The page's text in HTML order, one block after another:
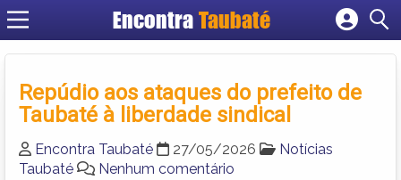
EncontraTaubaté
Cadastrar empresa
Criar conta
Repúdio aos ataques do prefeito de
Taubaté à liberdade sindical
Encontra Taubaté 27/05/2026
Notícias
Taubaté
Nenhum comentário